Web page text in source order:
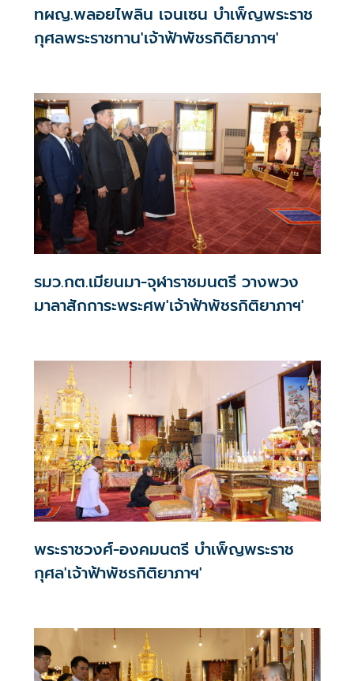
ทผญ.พลอยไพลิน เจนเซน บำเพ็ญพระราช
กุศลพระราชทาน'เจ้าฟ้าพัชรกิติยาภาฯ'
รมว.กต.เมียนมา-จุฬาราชมนตรี วางพวง
มาลาสักการะพระศพ'เจ้าฟ้าพัชรกิติยาภาฯ'
พระราชวงศ์-องคมนตรี บำเพ็ญพระราช
กุศล'เจ้าฟ้าพัชรกิติยาภาฯ'